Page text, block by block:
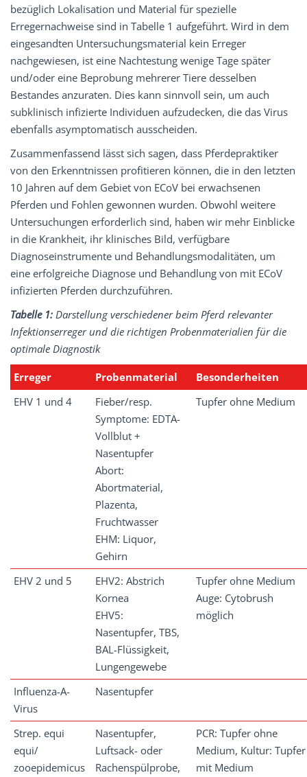
bezüglich Lokalisation und Material für spezielle
Erregernachweise sind in Tabelle 1 aufgeführt. Wird in dem
eingesandten Untersuchungsmaterial kein Erreger
nachgewiesen, ist eine Nachtestung wenige Tage später
und/oder eine Beprobung mehrerer Tiere desselben
Bestandes anzuraten. Dies kann sinnvoll sein, um auch
subklinisch infizierte Individuen aufzudecken, die das Virus
ebenfalls asymptomatisch ausscheiden.
Zusammenfassend lässt sich sagen, dass Pferdepraktiker
von den Erkenntnissen profitieren können, die in den letzten
10 Jahren auf dem Gebiet von ECoV bei erwachsenen
Pferden und Fohlen gewonnen wurden. Obwohl weitere
Untersuchungen erforderlich sind, haben wir mehr Einblicke
in die Krankheit, ihr klinisches Bild, verfügbare
Diagnoseinstrumente und Behandlungsmodalitäten, um
eine erfolgreiche Diagnose und Behandlung von mit ECoV
infizierten Pferden durchzuführen.
Tabelle 1: Darstellung verschiedener beim Pferd relevanter
Infektionserreger und die richtigen Probenmaterialien für die
optimale Diagnostik
Erreger Probenmaterial
Besonderheiten
EHV 1 und 4
Fieber/resp.
Symptome: EDTA-
Vollblut +
Nasentupfer
Abort:
Abortmaterial,
Plazenta,
Fruchtwasser
EHM: Liquor,
Gehirn
Tupfer ohne Medium
EHV 2 und 5
EHV2: Abstrich
Kornea
EHV5:
Nasentupfer, TBS,
BAL-Flüssigkeit,
Lungengewebe
Tupfer ohne Medium
Auge: Cytobrush
möglich
Influenza-A-
Virus
Nasentupfer
Strep. equi
equi/
zooepidemicus
Nasentupfer,
Luftsack- oder
Rachenspülprobe,
PCR: Tupfer ohne
Medium, Kultur: Tupfer
mit Medium